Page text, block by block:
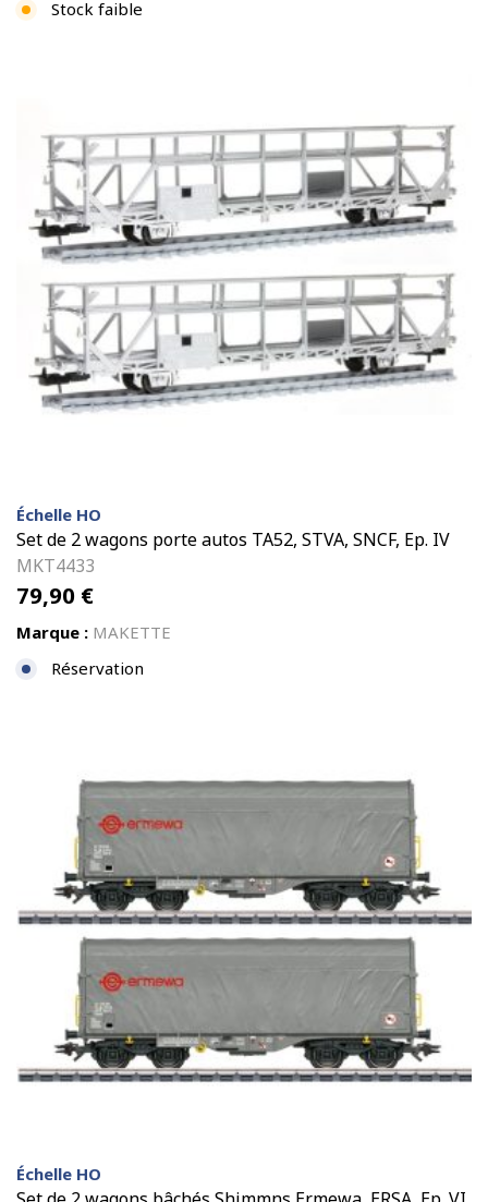
Stock faible
Échelle HO
Set de 2 wagons porte autos TA52, STVA, SNCF, Ep. IV
MKT4433
79,90 €
Marque : MAKETTE
Réservation
Échelle HO